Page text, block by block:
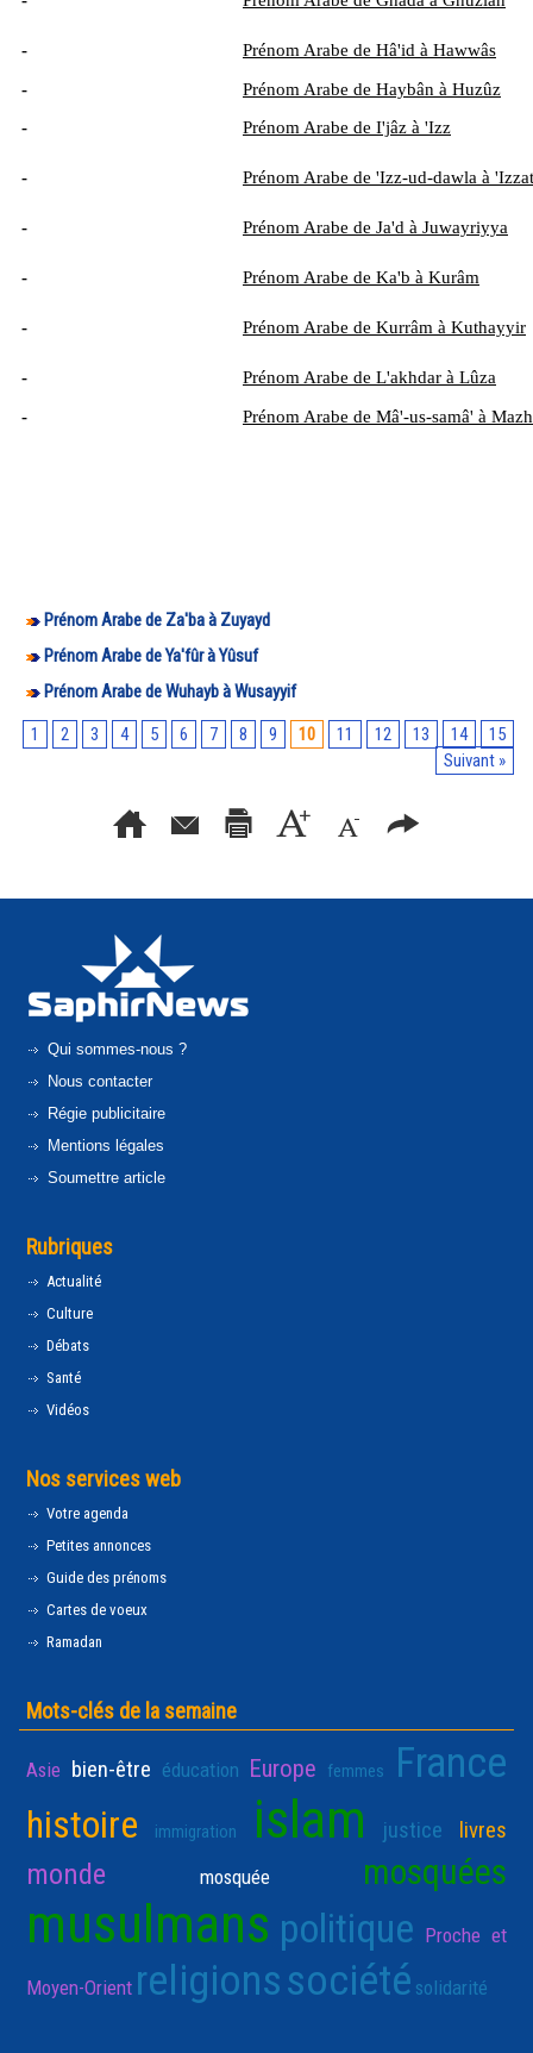
- Prénom Arabe de Hâ'id à Hawwâs
-
Prénom Arabe de Haybân à Huzûz
-
Prénom Arabe de I'jâz à 'Izz
- Prénom Arabe de 'Izz-ud-dawla à 'Izzat
- Prénom Arabe de Ja'd à Juwayriyya
- Prénom Arabe de Ka'b à Kurâm
- Prénom Arabe de Kurrâm à Kuthayyir
- Prénom Arabe de L'akhdar à Lûza
- Prénom Arabe de Mâ'-us-samâ' à
Prénom Arabe de Za'ba à Zuyayd
Prénom Arabe de Ya'fûr à Yûsuf
Prénom Arabe de Wuhayb à Wusayyif
1
2 3 4 5 6 7 8 9 10 11 12 13 14
15
Suivant »
Qui sommes-nous ?
Nous contacter
Régie publicitaire
Mentions légales
Soumettre article
Rubriques
Actualité
Culture
Débats
Santé
Vidéos
Nos services web
Votre agenda
Petites annonces
Guide des prénoms
Cartes de voeux
Ramadan
Mots-clés de la semaine
Asie bien-être éducation Europe femmes France
histoire immigration islam justice livres
monde mosquée mosquées
musulmans politique Proche et
Moyen-Orient religionssociété solidarité